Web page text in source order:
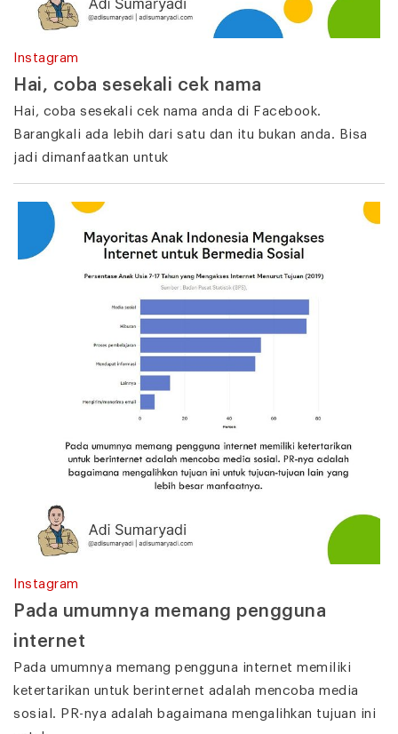
Instagram
Hai, coba sesekali cek nama
Hai, coba sesekali cek nama anda di Facebook.
Barangkali ada lebih dari satu dan itu bukan anda. Bisa
jadi dimanfaatkan untuk
Instagram
Pada umumnya memang pengguna
internet
Pada umumnya memang pengguna internet memiliki
ketertarikan untuk berinternet adalah mencoba media
sosial. PR-nya adalah bagaimana mengalihkan tujuan ini